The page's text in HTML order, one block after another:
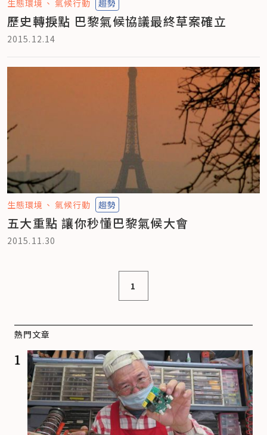
生態環境 氣候行動 趨勢
歷史轉捩點 巴黎氣候協議最終草案確立
2015.12.14
生態環境 氣候行動 趨勢
五大重點 讓你秒懂巴黎氣候大會
2015.11.30
1
熱門文章
1